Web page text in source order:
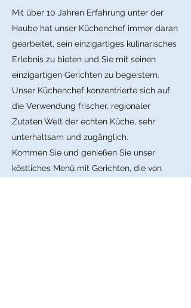
Mit über 10 Jahren Erfahrung unter der
Haube hat unser Küchenchef immer daran
gearbeitet, sein einzigartiges kulinarisches
Erlebnis zu bieten und Sie mit seinen
einzigartigen Gerichten zu begeistern.
Unser Küchenchef konzentrierte sich auf
die Verwendung frischer, regionaler
ZutatenWelt der echten Küche, sehr
unterhaltsam und zugänglich.
Kommen Sie und genießen Sie unser
köstliches Menü mit Gerichten, die von